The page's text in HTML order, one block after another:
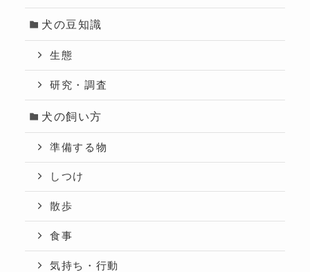
犬の豆知識
生態
研究・調査
犬の飼い方
準備する物
しつけ
散歩
食事
気持ち・行動